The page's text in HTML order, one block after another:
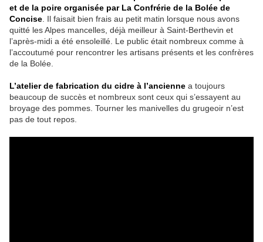
et de la poire organisée par La Confrérie de la Bolée de
Concise . Il faisait bien frais au petit matin lorsque nous avons
quitté les Alpes mancelles, déjà meilleur à Saint-Berthevin et
l’après-midi a été ensoleillé. Le public était nombreux comme à
l’accoutumé pour rencontrer les artisans présents et les confrères
de la Bolée.
L’atelier de fabrication du cidre à l’ancienne a toujours
beaucoup de succès et nombreux sont ceux qui s’essayent au
broyage des pommes. Tourner les manivelles du grugeoir n’est
pas de tout repos.